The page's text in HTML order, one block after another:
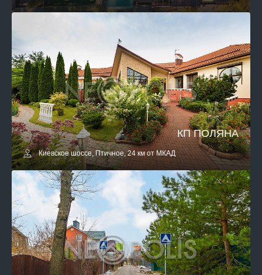
КП ПОЛЯНА
Киевское шоссе, Птичное, 24 км от МКАД